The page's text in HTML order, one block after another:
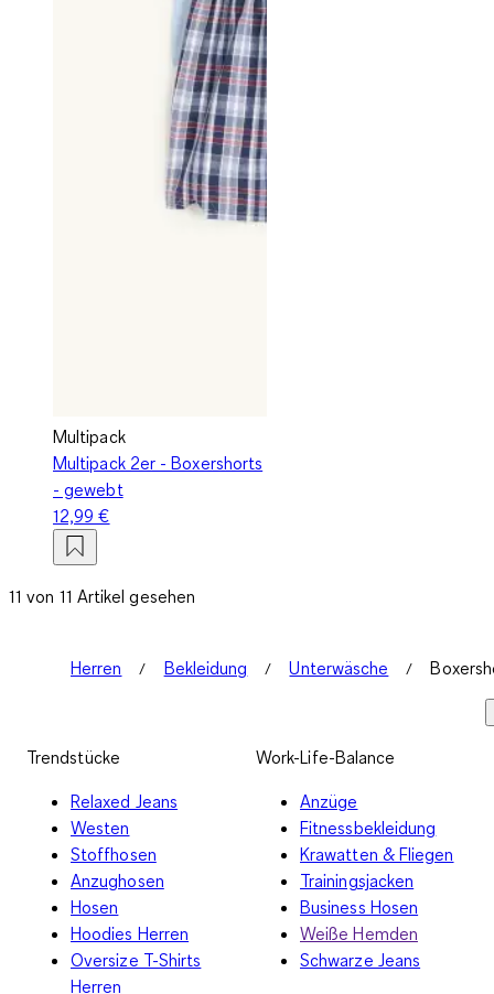
Multipack
Multipack 2er - Boxershorts
- gewebt
12,99 €
11 von 11 Artikel gesehen
Herren Bekleidung Unterwäsche
Trendstücke
Relaxed Jeans
Westen
Stoffhosen
Anzughosen
Hosen
Hoodies Herren
Oversize T-Shirts
Herren
Work-Life-Balance
Anzüge
Fitnessbekleidung
Krawatten & Fliegen
Trainingsjacken
Business Hosen
Weiße Hemden
Schwarze Jeans